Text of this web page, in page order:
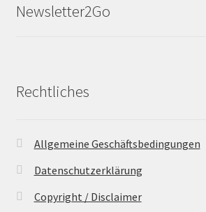
Newsletter2Go
Rechtliches
Allgemeine Geschäftsbedingungen
Datenschutzerklärung
Copyright / Disclaimer